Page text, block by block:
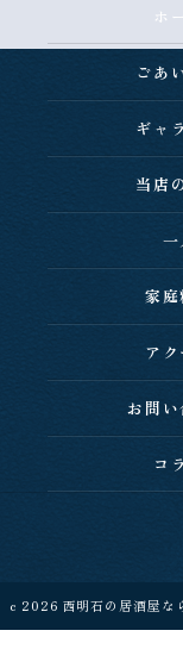
ホ
ごあ
ギャ
当店
一
家庭
アク
お問い
コ
c 2026 西明石の居酒屋な